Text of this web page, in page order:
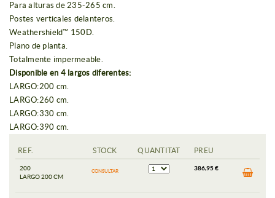
Para alturas de 235-265 cm.
Postes verticales delanteros.
Weathershield™ 150D.
Plano de planta.
Totalmente impermeable.
Disponible en 4 largos diferentes:
LARGO:200 cm.
LARGO:260 cm.
LARGO:330 cm.
LARGO:390 cm.
REF. STOCK QUANTITAT PREU
200
LARGO 200 CM
CONSULTAR 386,95 €